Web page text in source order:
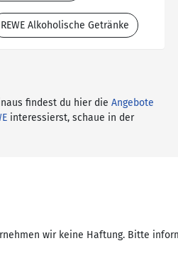
REWE Alkoholische Getränke
findest du hier die Angebote
interessierst, schaue in der
wir keine Haftung. Bitte